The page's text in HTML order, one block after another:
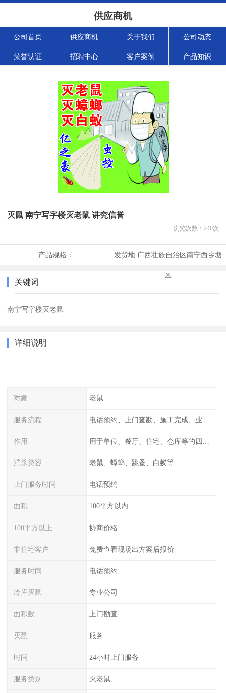
供应商机
公司首页 供应商机 关于我们 公司动态
荣誉认证 招聘中心 客户案例 产品知识
灭鼠 南宁写字楼灭老鼠 讲究信誉
浏览次数： 240次
产品规格： 发货地:广西壮族自治区南宁西乡塘
区
关键词
南宁写字楼灭老鼠
详细说明
对象 老鼠
服务流程
作用
消杀类容 老鼠、蟑螂、跳蚤、白蚁等
上门服务时间 电话预约
面积 100平方以内
100平方以上 协商价格
非住宅客户 免费查看现场出方案后报价
服务时间 电话预约
冷库灭鼠 专业公司
面积数 上门勘查
灭鼠 服务
时间 24小时上门服务
服务类别 灭老鼠